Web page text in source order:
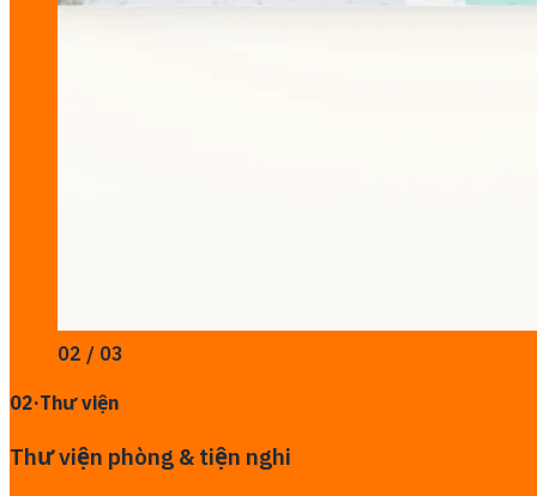
02 / 03
02·Thư viện
Thư viện phòng & tiện nghi